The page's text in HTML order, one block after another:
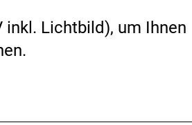
inkl. Lichtbild), um Ihnen